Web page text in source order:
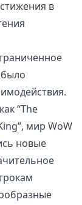
в
“The
мир WoW
новые